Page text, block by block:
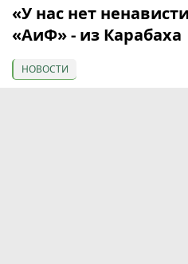
«У нас нет
«АиФ» - из Карабаха
НОВОСТИ